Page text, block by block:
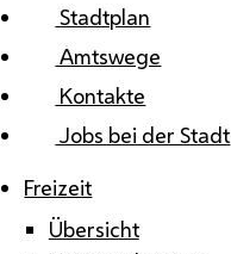
Stadtplan
Amtswege
Kontakte
Jobs bei der Stadt
Freizeit
Übersicht